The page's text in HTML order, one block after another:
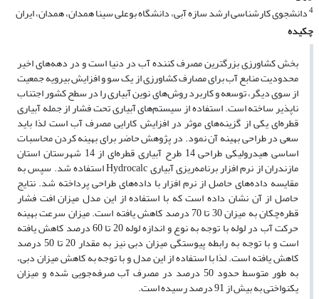
4دانشجوی کارشناسی ارشد سازه آبی، دانشگاه بوعلی سینا همدان، همدان، ایران
چکیده
بخش کشاورزی بزرگ­ترین مصرف کننده آب در دنیا است و در دهه‌های اخیر
محدودیت منابع آب برای مصارف کشاورزی از یک سو و افزایش بی­رویه جمعیت
از سوی دیگر، توسعه و کاربرد روش‌های نوین آبیاری را در سطح کشور اجتناب
ناپذیر ساخته است. استفاده از سیستم‌های آبیاری تحت فشار از جمله آبیاری
قطره‌ای یکی از گزینه‌های موثر در افزایش کارایی مصرف آب است لذا باید
سعی در طراحی بهینه آن نمود. در پژوهش حاضر برای بهینه کردن محاسبات
اساسی هیدرولیکی طراحی 14 طرح آبیاری قطره‌ای از 14 شهرستان استان
مازندران از نرم افزار برنامه‌ریزی آبیاری Hydrocalc استفاده شد. سپس به
مقایسه داده‌های حاصل از نرم افزار با داده‌های طراحی پرداخته شد. نتایج
حاصل از آن نشان داده است که با استفاده از این مدل میزان افت فشار
قطره‌چکان به میزان 30 تا 70 درصد کاهش یافته است. میزان سرعت بهینه
حرکت آب در لوله با توجه به نوع و اندازه لوله 20 تا 60 درصد کاهش یافته
است و با توجه به رابطه پیوستگی میزان دبی نیز به مقدار 20 تا 50 درصد
کاهش یافته است. لذا با استفاده از این مدل و با توجه به کاهش میزان دبی،
به طور متوسط حدود 50 درصد در مصرف آب صرفه‌جویی شده و میزان
یکنواختی به بیش از 91 درصد رسیده است.